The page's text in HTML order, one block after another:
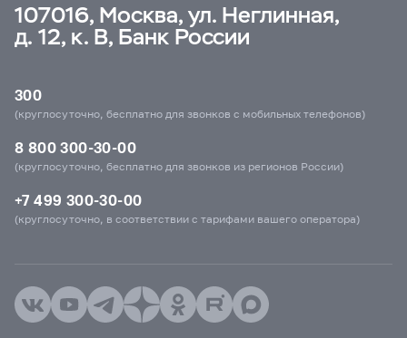
107016, Москва, ул. Неглинная,
д. 12, к. В, Банк России
300
(круглосуточно, бесплатно для звонков с мобильных телефонов)
8 800 300-30-00
(круглосуточно, бесплатно для звонков из регионов России)
+7 499 300-30-00
(круглосуточно, в соответствии с тарифами вашего оператора)